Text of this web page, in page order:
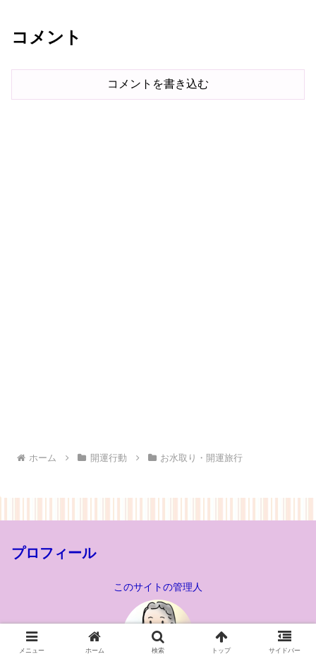
コメント
コメントを書き込む
ホーム 開運行動 お水取り・開運旅行
プロフィール
このサイトの管理人
メニュー ホーム 検索 トップ サイドバー